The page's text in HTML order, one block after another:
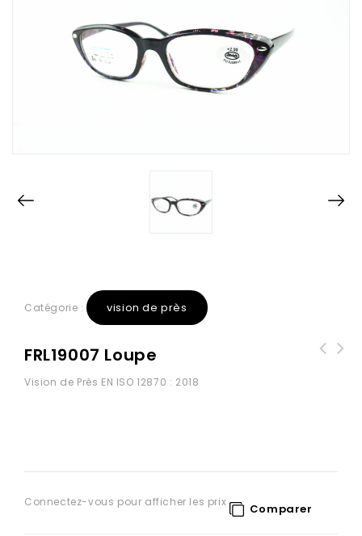
Catégorie : vision de près
FRL19007 Loupe
Vision de Près EN ISO 12870 : 2018
Connectez-vous pour afficher les prix Comparer